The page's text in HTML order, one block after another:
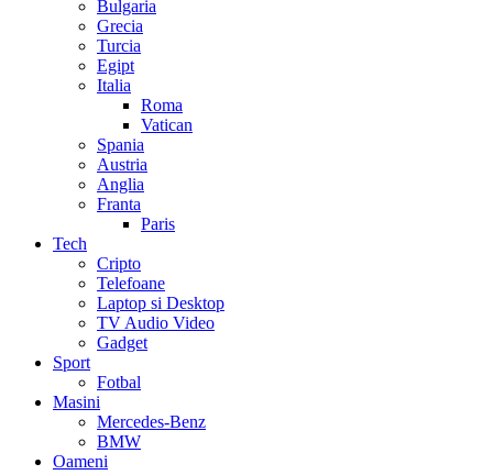
Bulgaria
Grecia
Turcia
Egipt
Italia
Roma
Vatican
Spania
Austria
Anglia
Franta
Paris
Tech
Cripto
Telefoane
Laptop si Desktop
TV Audio Video
Gadget
Sport
Fotbal
Masini
Mercedes-Benz
BMW
Oameni